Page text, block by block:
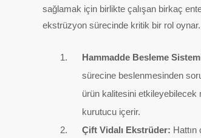
sağlamak için birlikte çalışan birkaç
ekstrüzyon sürecinde kritik bir rol oynar.
Hammadde Besleme
sürecine beslenmesinden
ürün kalitesini
kurutucu içerir.
Çift Vidalı Ekstrüder: